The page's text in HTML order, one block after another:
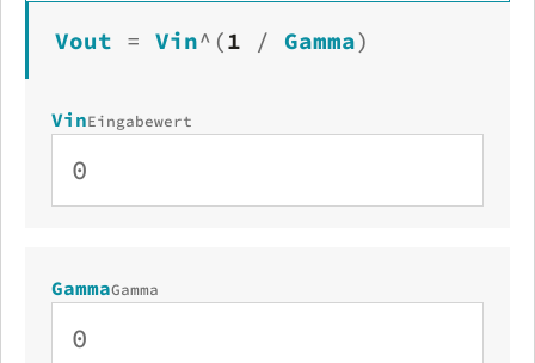
Vout = Vin^(1 / Gamma)
VinEingabewert
GammaGamma